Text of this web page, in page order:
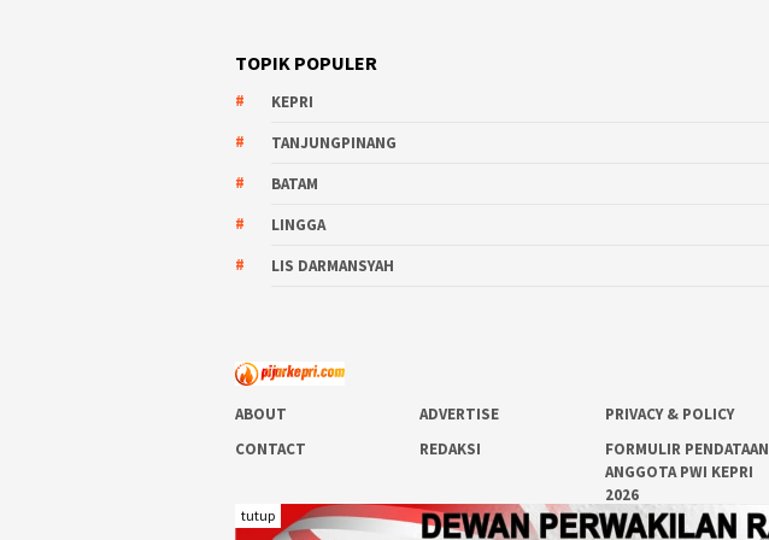
TOPIK POPULER
KEPRI
TANJUNGPINANG
BATAM
LINGGA
LIS DARMANSYAH
ABOUT ADVERTISE
PRIVACY & POLICY
CONTACT
REDAKSI
FORMULIR PENDATAAN
ANGGOTA PWI KEPRI
2026
tutup